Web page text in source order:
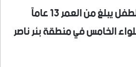
وأضاف المصدر أن الطفل يبلغ من العمر 13 عاماً
الخامس في منطقة بئر ناصر